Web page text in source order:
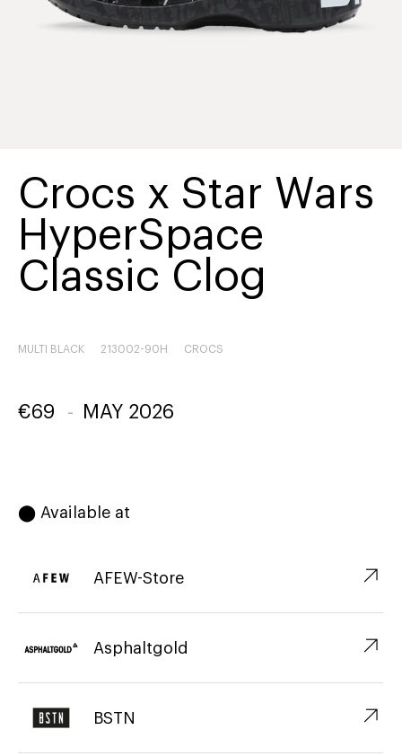
Crocs x Star Wars
HyperSpace
Classic Clog
MULTI BLACK 213002-90H CROCS
€69 - MAY 2026
⬤ Available at
AFEW-Store ↗︎
Asphaltgold ↗︎
BSTN ↗︎